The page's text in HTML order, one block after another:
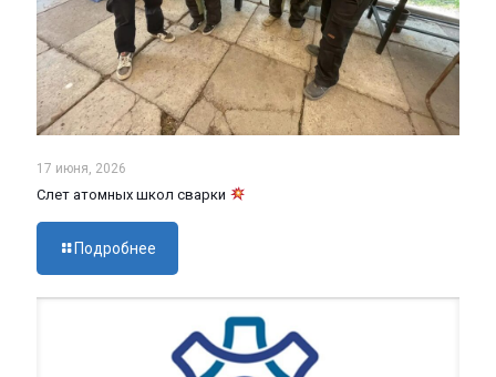
17 июня, 2026
Слет атомных школ сварки
Подробнее